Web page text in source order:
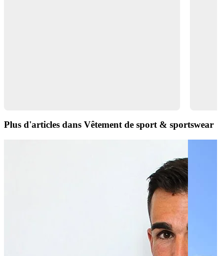
Plus d'articles dans Vêtement de sport & sportswear